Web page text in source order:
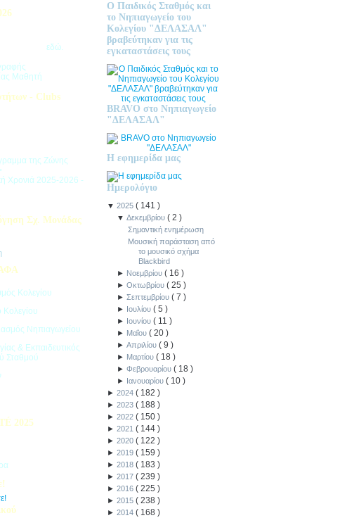
εδώ.
Μαθητή
- Clubs
της Ζώνης
Χρονιά 2025-2026 -
Σχ. Μονάδας
Κολεγίου
Κολεγίου
Νηπιαγωγείου
& Εκπαιδευτικός
Σταθμού
2025
Ο Παιδικός Σταθμός και
το Νηπιαγωγείο του
Κολεγίου "ΔΕΛΑΣΑΛ"
βραβεύτηκαν για τις
εγκαταστάσεις τους
BRAVO στο Νηπιαγωγείο
"ΔΕΛΑΣΑΛ"
Η εφημερίδα μας
Ημερολόγιο
▼ 2025 ( 141 )
▼Δεκεμβρίου(2)
Σημαντική ενημέρωση
Μουσική παράσταση από
το μουσικό σχήμα
Blackbird
► Νοεμβρίου( 16)
►Οκτωβρίου(25)
►Σεπτεμβρίου(7)
► Ιουλίου(5)
► Ιουνίου( 11)
► Μαΐου(20)
►Απριλίου(9)
► Μαρτίου( 18)
►Φεβρουαρίου( 18)
► Ιανουαρίου( 10)
► 2024 ( 182 )
► 2023 ( 188 )
► 2022 ( 150 )
► 2021 ( 144 )
► 2020 ( 122 )
► 2019 ( 159 )
► 2018 ( 183 )
► 2017 ( 239 )
► 2016 ( 225 )
► 2015 ( 238 )
► 2014 ( 168 )